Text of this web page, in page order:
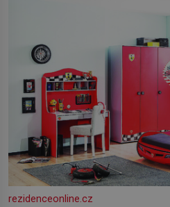
rezidenceonline.cz